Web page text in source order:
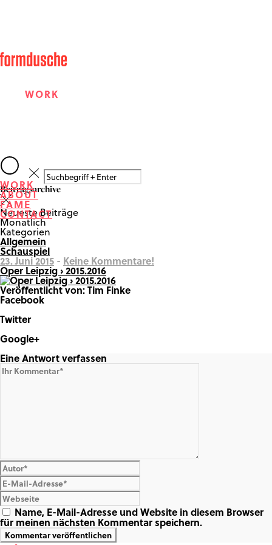
WORK
FAME
CONTACT
WORK
ABOUT
FAME
CONTACT
Beitragsarchive
Neueste Beiträge
Monatlich
Kategorien
Allgemein
Schauspiel
23. Juni 2015 - Keine Kommentare!
Oper Leipzig › 2015.2016
Veröffentlicht von: Tim Finke
Facebook
Twitter
Google+
Share on Google+
Eine Antwort verfassen
Name, E-Mail-Adresse und Website in diesem Browser
für meinen nächsten Kommentar speichern.